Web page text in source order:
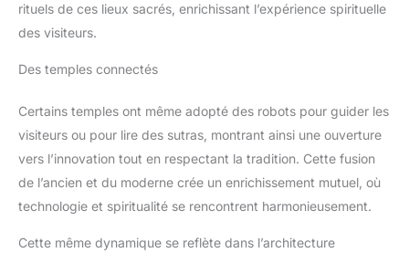
rituels de ces lieux sacrés, enrichissant l’expérience spirituelle
des visiteurs.
Des temples connectés
Certains temples ont même adopté des robots pour guider les
visiteurs ou pour lire des sutras, montrant ainsi une ouverture
vers l’innovation tout en respectant la tradition. Cette fusion
de l’ancien et du moderne crée un enrichissement mutuel, où
technologie et spiritualité se rencontrent harmonieusement.
Cette même dynamique se reflète dans l’architecture